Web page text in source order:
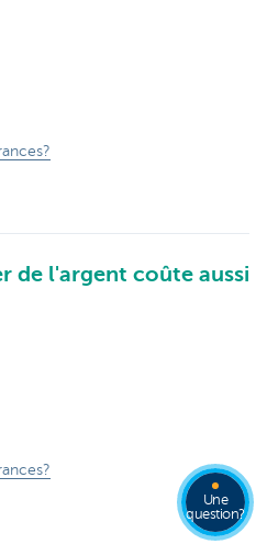
de l'argent coûte aussi
Une
question?